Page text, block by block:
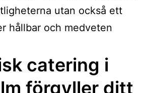
utan också ett
hållbar och medveten
catering i
förgyller ditt